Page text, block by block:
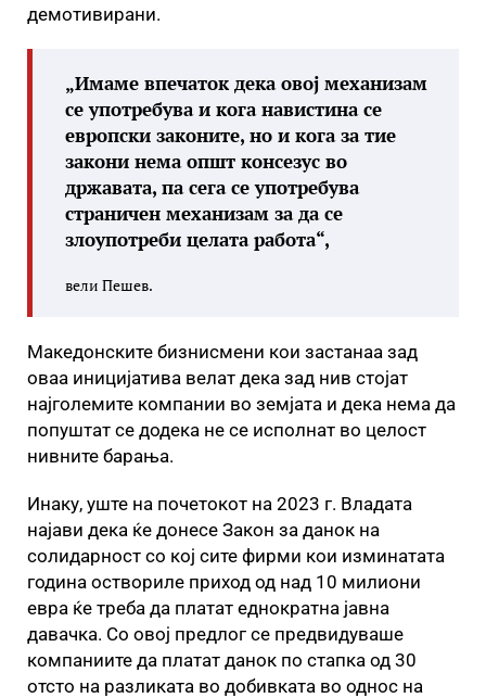
демотивирани.
„Имаме впечаток дека овој механизам
се употребува и кога навистина се
европски законите, но и кога за тие
закони нема општ консезус во
државата, па сега се употребува
страничен механизам за да се
злоупотреби целата работа“,
вели Пешев.
Македонските бизнисмени кои застанаа зад
оваа иницијатива велат дека зад нив стојат
најголемите компании во земјата и дека нема да
попуштат се додека не се исполнат во целост
нивните барања.
Инаку, уште на почетокот на 2023 г. Владата
најави дека ќе донесе Закон за данок на
солидарност со кој сите фирми кои изминатата
година оствориле приход од над 10 милиони
евра ќе треба да платат еднократна јавна
давачка. Со овој предлог се предвидуваше
компаниите да платат данок по стапка од 30
отсто на разликата во добивката во однос на